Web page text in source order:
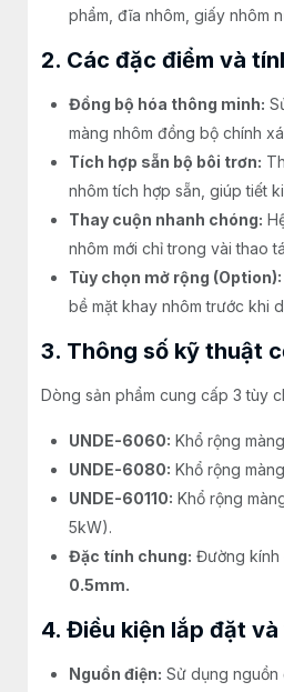
phẩm, đĩa nhôm, giấy nhôm
2. Các đặc điểm và
Đồng bộ hóa thông minh:
màng nhôm đồng bộ chính
Tích hợp sẵn bộ bôi trơn:
nhôm tích hợp sẵn, giúp tiết
Thay cuộn nhanh chóng:
nhôm mới chỉ trong vài thao
Tùy chọn mở rộng (Option):
bề mặt khay nhôm trước khi
3. Thông số kỹ thuật
Dòng sản phẩm cung cấp 3 tùy
UNDE-6060: Khổ rộng
UNDE-6080: Khổ rộng
UNDE-60110: Khổ rộng
5kW).
Đặc tính chung: Đường kính
0.5mm.
4. Điều kiện lắp đặt
Nguồn điện: Sử dụng